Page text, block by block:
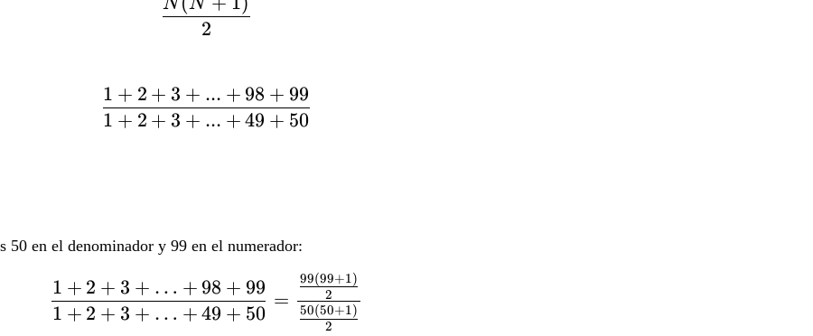
\frac{N(N+1)}{2}
2
\frac{1+2+3+...+98+99}{1+2+3+...+49+50}
1 + 2 + 3 + ... + 49 + 50
1 + 2 + 3 + ... + 98 + 99
en el denominador y 99 en el numerador:
1 + 2 + 3 + … + 49 + 50
1 + 2 + 3 + … + 98 + 99
=
2
50(50+1)
2
99(99+1)